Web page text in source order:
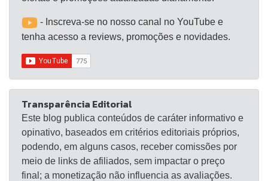
- Inscreva-se no nosso canal no YouTube e
tenha acesso a reviews, promoções e novidades.
Transparência Editorial
Este blog publica conteúdos de caráter informativo e
opinativo, baseados em critérios editoriais próprios,
podendo, em alguns casos, receber comissões por
meio de links de afiliados, sem impactar o preço
final; a monetização não influencia as avaliações.